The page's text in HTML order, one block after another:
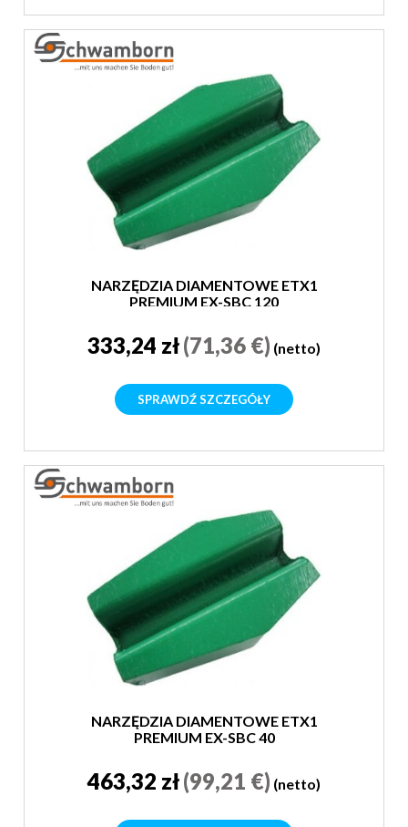
NARZĘDZIA DIAMENTOWE ETX1
PREMIUM EX-SBC 120
333,24 zł(71,36 €) (netto)
SPRAWDŹ SZCZEGÓŁY
NARZĘDZIA DIAMENTOWE ETX1
PREMIUM EX-SBC 40
463,32 zł(99,21 €) (netto)